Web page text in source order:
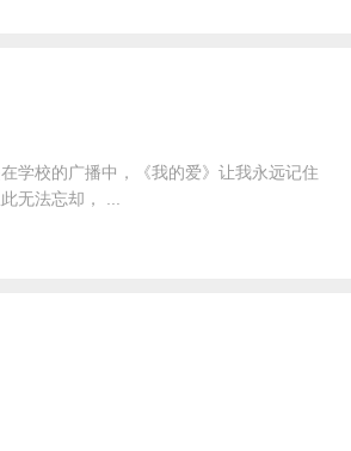
学校的广播中，《我的爱》让我永远记住
无法忘却， ...